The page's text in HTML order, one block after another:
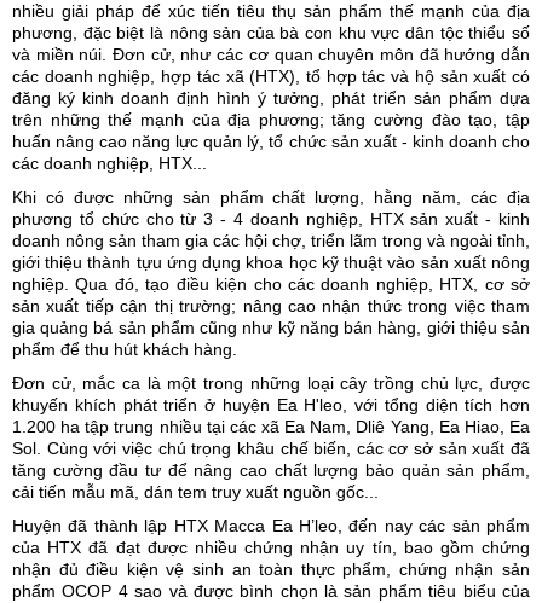
nhiều giải pháp để xúc tiến tiêu thụ sản phẩm thế mạnh của địa
phương, đặc biệt là nông sản của bà con khu vực dân tộc thiểu số
và miền núi. Đơn cử, như các cơ quan chuyên môn đã hướng dẫn
các doanh nghiệp, hợp tác xã (HTX), tổ hợp tác và hộ sản xuất có
đăng ký kinh doanh định hình ý tưởng, phát triển sản phẩm dựa
trên những thế mạnh của địa phương; tăng cường đào tạo, tập
huấn nâng cao năng lực quản lý, tổ chức sản xuất - kinh doanh cho
các doanh nghiệp, HTX...
Khi có được những sản phẩm chất lượng, hằng năm, các địa
phương tổ chức cho từ 3 - 4 doanh nghiệp, HTX sản xuất - kinh
doanh nông sản tham gia các hội chợ, triển lãm trong và ngoài tỉnh,
giới thiệu thành tựu ứng dụng khoa học kỹ thuật vào sản xuất nông
nghiệp. Qua đó, tạo điều kiện cho các doanh nghiệp, HTX, cơ sở
sản xuất tiếp cận thị trường; nâng cao nhận thức trong việc tham
gia quảng bá sản phẩm cũng như kỹ năng bán hàng, giới thiệu sản
phẩm để thu hút khách hàng.
Đơn cử, mắc ca là một trong những loại cây trồng chủ lực, được
khuyến khích phát triển ở huyện Ea H'leo, với tổng diện tích hơn
1.200 ha tập trung nhiều tại các xã Ea Nam, Dliê Yang, Ea Hiao, Ea
Sol. Cùng với việc chú trọng khâu chế biến, các cơ sở sản xuất đã
tăng cường đầu tư để nâng cao chất lượng bảo quản sản phẩm,
cải tiến mẫu mã, dán tem truy xuất nguồn gốc...
Huyện đã thành lập HTX Macca Ea H’leo, đến nay các sản phẩm
của HTX đã đạt được nhiều chứng nhận uy tín, bao gồm chứng
nhận đủ điều kiện vệ sinh an toàn thực phẩm, chứng nhận sản
phẩm OCOP 4 sao và được bình chọn là sản phẩm tiêu biểu của